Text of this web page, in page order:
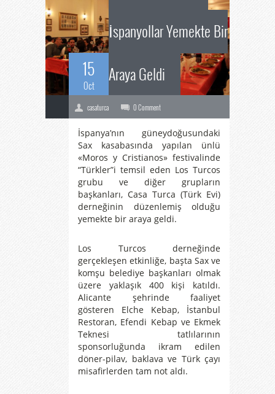
15
Oct
İspanyollar Yemekte Bir
Araya Geldi
casaturca 0 Comment
İspanya’nın güneydoğusundaki
Sax kasabasında yapılan ünlü
«Moros y Cristianos» festivalinde
“Türkler”i temsil eden Los Turcos
grubu ve diğer grupların
başkanları, Casa Turca (Türk Evi)
derneğinin düzenlemiş olduğu
yemekte bir araya geldi.
Los Turcos derneğinde
gerçekleşen etkinliğe, başta Sax ve
komşu belediye başkanları olmak
üzere yaklaşık 400 kişi katıldı.
Alicante şehrinde faaliyet
gösteren Elche Kebap, İstanbul
Restoran, Efendi Kebap ve Ekmek
Teknesi tatlılarının
sponsorluğunda ikram edilen
döner-pilav, baklava ve Türk çayı
misafirlerden tam not aldı.